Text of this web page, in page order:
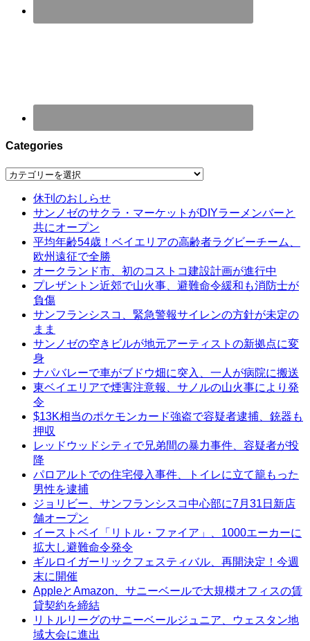
Categories
Categories
休刊のおしらせ
サンノゼのサクラ・マーケットがDIYラーメンバーと
共にオープン
平均年齢54歳！ベイエリアの高齢者ラグビーチーム、
欧州遠征で全勝
オークランド市、初のコストコ建設計画が進行中
プレザントン近郊で山火事、避難命令緩和も消防士が
負傷
サンフランシスコ、緊急警報サイレンの方針が未定の
まま
サンノゼの空きビルが地元アーティストの新拠点に変
身
ナパバレーで車がブドウ畑に突入、一人が病院に搬送
東ベイエリアで煙害注意報、サノルの山火事により発
令
$13K相当のポケモンカード強盗で容疑者逮捕、銃器も
押収
レッドウッドシティで兄弟間の暴力事件、容疑者が投
降
パロアルトでの住宅侵入事件、トイレに立て籠もった
男性を逮捕
ジョリビー、サンフランシスコ中心部に7月31日新店
舗オープン
イーストベイ「リトル・ファイア」、1000エーカーに
拡大し避難命令発令
ギルロイガーリックフェスティバル、再開決定！今週
末に開催
AppleとAmazon、サニーベールで大規模オフィスの賃
貸契約を締結
リトルリーグのサニーベールジュニア、ウェスタン地
域大会に進出